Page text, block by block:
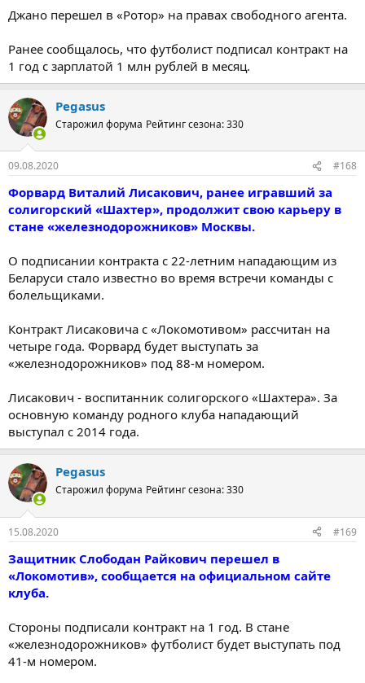
Джано перешел в «Ротор» на правах свободного агента.
Ранее сообщалось, что футболист подписал контракт на
1 год с зарплатой 1 млн рублей в месяц.
Pegasus
Старожил форума Рейтинг сезона: 330
09.08.2020 #168
Форвард Виталий Лисакович, ранее игравший за
солигорский «Шахтер», продолжит свою карьеру в
стане «железнодорожников» Москвы.
О подписании контракта с 22-летним нападающим из
Беларуси стало известно во время встречи команды с
болельщиками.
Контракт Лисаковича с «Локомотивом» рассчитан на
четыре года. Форвард будет выступать за
«железнодорожников» под 88-м номером.
Лисакович - воспитанник солигорского «Шахтера». За
основную команду родного клуба нападающий
выступал с 2014 года.
Pegasus
Старожил форума Рейтинг сезона: 330
15.08.2020 #169
Защитник Слободан Райкович перешел в
«Локомотив», сообщается на официальном сайте
клуба.
Стороны подписали контракт на 1 год. В стане
«железнодорожников» футболист будет выступать под
41-м номером.